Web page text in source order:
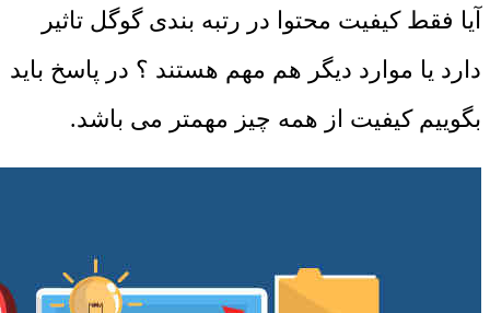
آیا فقط کیفیت محتوا در رتبه بندی گوگل تاثیر
دارد یا موارد دیگر هم مهم هستند ؟ در پاسخ باید
بگوییم کیفیت از همه چیز مهمتر می باشد.